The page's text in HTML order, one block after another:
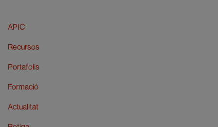
APIC
Recursos
Portafolis
Formació
Actualitat